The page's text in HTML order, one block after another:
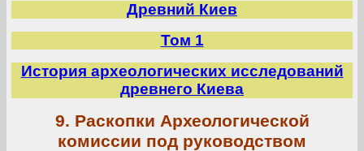
Древний Киев
Том 1
История археологических исследований
древнего Киева
9. Раскопки Археологической
комиссии под руководством